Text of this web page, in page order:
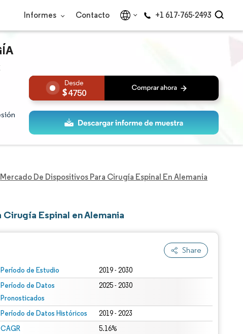
Informes Contacto +1 617-765-2493
4750
Mercado De Dispositivos Para Cirugía Espinal En Alemania
Espinal en Alemania
Share
Período de Estudio 2019 - 2030
Período de Datos
Pronosticados
2025 - 2030
Período de Datos Históricos 2019 - 2023
CAGR 5.16%